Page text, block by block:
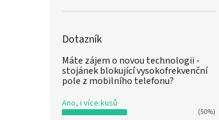
Dotazník
Máte zájem o novou technologii -
stojánek blokující vysokofrekvenční
pole z mobilního telefonu?
Ano, i více kusů
(50%)